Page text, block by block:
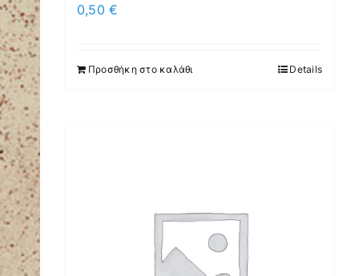
0,50€
Προσθήκη στο καλάθι Details